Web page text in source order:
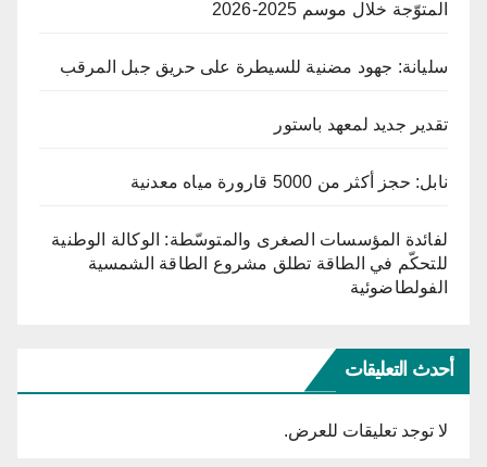
المتوّجة خلال موسم 2025-2026
سليانة: جهود مضنية للسيطرة على حريق جبل المرقب
تقدير جديد لمعهد باستور
نابل: حجز أكثر من 5000 قارورة مياه معدنية
لفائدة المؤسسات الصغرى والمتوسّطة: الوكالة الوطنية
للتحكّم في الطاقة تطلق مشروع الطاقة الشمسية
الفولطاضوئية
أحدث التعليقات
لا توجد تعليقات للعرض.